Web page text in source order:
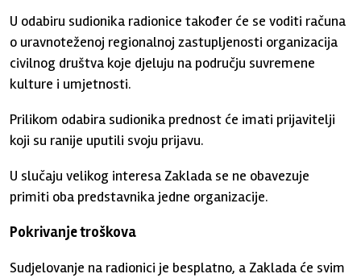
U odabiru sudionika radionice također će se voditi računa
o uravnoteženoj regionalnoj zastupljenosti organizacija
civilnog društva koje djeluju na području suvremene
kulture i umjetnosti.
Prilikom odabira sudionika prednost će imati prijavitelji
koji su ranije uputili svoju prijavu.
U slučaju velikog interesa Zaklada se ne obavezuje
primiti oba predstavnika jedne organizacije.
Pokrivanje troškova
Sudjelovanje na radionici je besplatno, a Zaklada će svim